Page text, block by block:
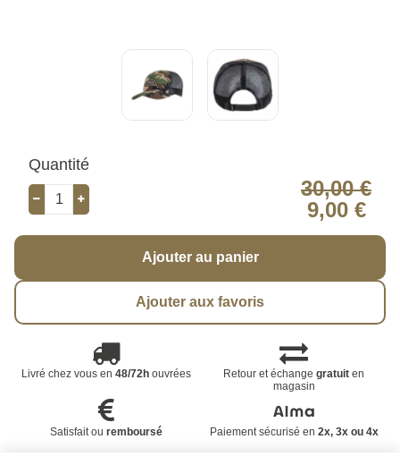
Quantité
30,00 €
9,00 €
Ajouter au panier
Ajouter aux favoris
Livré chez vous en 48/72houvrées Retour et échangegratuit en
magasin
Satisfait ou remboursé Paiement sécurisé en 2x, 3x ou 4x